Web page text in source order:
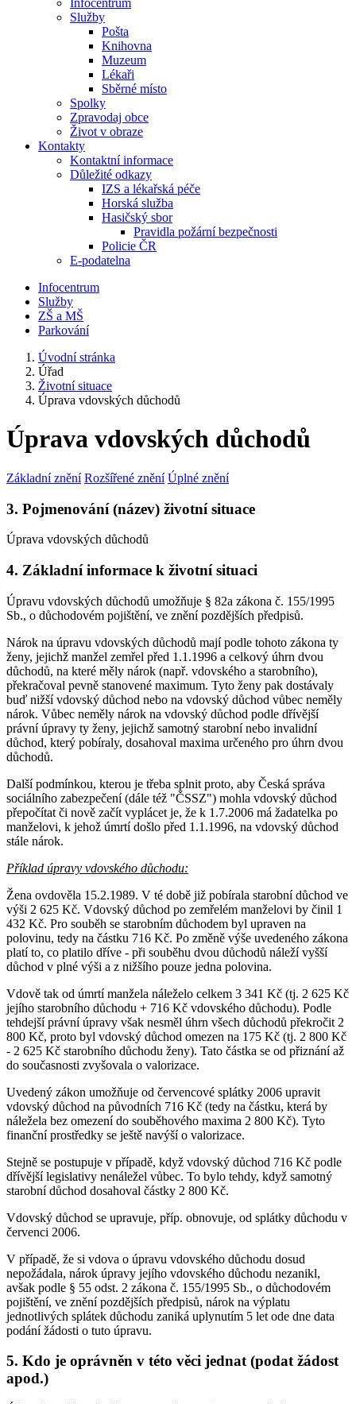
Infocentrum
Služby
Pošta
Knihovna
Muzeum
Lékaři
Sběrné místo
Spolky
Zpravodaj obce
Život v obraze
Kontakty
Kontaktní informace
Důležité odkazy
IZS a lékařská péče
Horská služba
Hasičský sbor
Pravidla požární bezpečnosti
Policie ČR
E-podatelna
Infocentrum
Služby
ZŠ a MŠ
Parkování
Úvodní stránka
Úřad
Životní situace
Úprava vdovských důchodů
Úprava vdovských důchodů
Základní znění Rozšířené znění Úplné znění
3. Pojmenování (název) životní situace
Úprava vdovských důchodů
4. Základní informace k životní situaci
Úpravu vdovských důchodů umožňuje § 82a zákona č. 155/1995
Sb., o důchodovém pojištění, ve znění pozdějších předpisů.
Nárok na úpravu vdovských důchodů mají podle tohoto zákona ty
ženy, jejichž manžel zemřel před 1.1.1996 a celkový úhrn dvou
důchodů, na které měly nárok (např. vdovského a starobního),
překračoval pevně stanovené maximum. Tyto ženy pak dostávaly
buď nižší vdovský důchod nebo na vdovský důchod vůbec neměly
nárok. Vůbec neměly nárok na vdovský důchod podle dřívější
právní úpravy ty ženy, jejichž samotný starobní nebo invalidní
důchod, který pobíraly, dosahoval maxima určeného pro úhrn dvou
důchodů.
Další podmínkou, kterou je třeba splnit proto, aby Česká správa
sociálního zabezpečení (dále též "ČSSZ") mohla vdovský důchod
přepočítat či nově začít vyplácet je, že k 1.7.2006 má žadatelka po
manželovi, k jehož úmrtí došlo před 1.1.1996, na vdovský důchod
stále nárok.
Příklad úpravy vdovského důchodu:
Žena ovdověla 15.2.1989. V té době již pobírala starobní důchod ve
výši 2 625 Kč. Vdovský důchod po zemřelém manželovi by činil 1
432 Kč. Pro souběh se starobním důchodem byl upraven na
polovinu, tedy na částku 716 Kč. Po změně výše uvedeného zákona
platí to, co platilo dříve - při souběhu dvou důchodů náleží vyšší
důchod v plné výši a z nižšího pouze jedna polovina.
Vdově tak od úmrtí manžela náleželo celkem 3 341 Kč (tj. 2 625 Kč
jejího starobního důchodu + 716 Kč vdovského důchodu). Podle
tehdejší právní úpravy však nesměl úhrn všech důchodů překročit 2
800 Kč, proto byl vdovský důchod omezen na 175 Kč (tj. 2 800 Kč
- 2 625 Kč starobního důchodu ženy). Tato částka se od přiznání až
do současnosti zvyšovala o valorizace.
Uvedený zákon umožňuje od červencové splátky 2006 upravit
vdovský důchod na původních 716 Kč (tedy na částku, která by
náležela bez omezení do souběhového maxima 2 800 Kč). Tyto
finanční prostředky se ještě navýší o valorizace.
Stejně se postupuje v případě, když vdovský důchod 716 Kč podle
dřívější legislativy nenáležel vůbec. To bylo tehdy, když samotný
starobní důchod dosahoval částky 2 800 Kč.
Vdovský důchod se upravuje, příp. obnovuje, od splátky důchodu v
červenci 2006.
V případě, že si vdova o úpravu vdovského důchodu dosud
nepožádala, nárok úpravy jejího vdovského důchodu nezanikl,
avšak podle § 55 odst. 2 zákona č. 155/1995 Sb., o důchodovém
pojištění, ve znění pozdějších předpisů, nárok na výplatu
jednotlivých splátek důchodu zaniká uplynutím 5 let ode dne data
podání žádosti o tuto úpravu.
5. Kdo je oprávněn v této věci jednat (podat žádost
apod.)